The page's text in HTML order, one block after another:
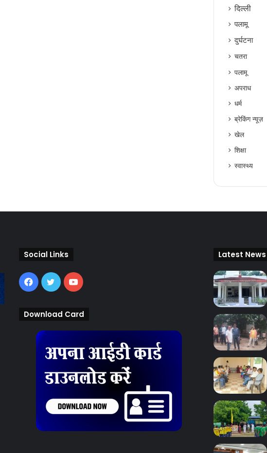
दिल्‍ली
पलामू
दुर्घटना
चतरा
पलामू
अपराध
धर्म
ब्रेकिंग न्यूज़
खेल
शिक्षा
स्वास्थ्य
Social Links
Facebook
TwitterYouTube
Download Card
Latest News